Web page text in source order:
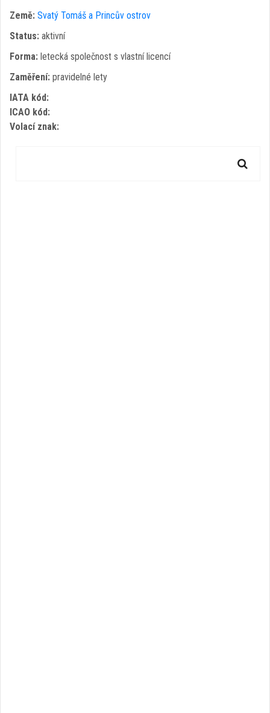
Země: Svatý Tomáš a Princův ostrov
Status: aktivní
Forma: letecká společnost s vlastní licencí
Zaměření: pravidelné lety
IATA kód:
ICAO kód:
Volací znak: